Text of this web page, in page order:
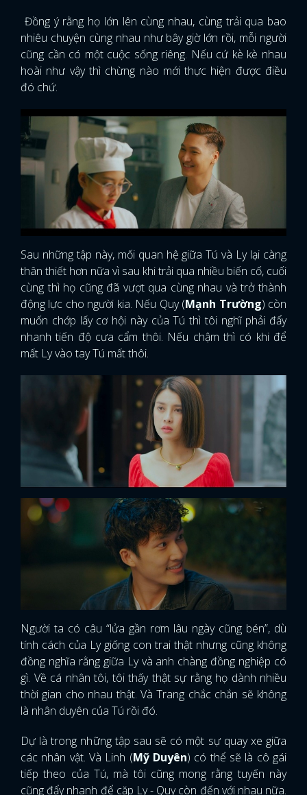
Đồng ý rằng họ lớn lên cùng nhau, cùng trải qua bao
nhiêu chuyện cùng nhau như bây giờ lớn rồi, mỗi người
cũng cần có một cuộc sống riêng. Nếu cứ kè kè nhau
hoài như vậy thì chừng nào mới thực hiện được điều
đó chứ.
Sau những tập này, mối quan hệ giữa Tú và Ly lại càng
thân thiết hơn nữa vì sau khi trải qua nhiều biến cố, cuối
cùng thì họ cũng đã vượt qua cùng nhau và trở thành
động lực cho người kia. Nếu Quy (Mạnh Trường) còn
muốn chớp lấy cơ hội này của Tú thì tôi nghĩ phải đẩy
nhanh tiến độ cưa cẩm thôi. Nếu chậm thì có khi để
mất Ly vào tay Tú mất thôi.
Người ta có câu “lửa gần rơm lâu ngày cũng bén”, dù
tính cách của Ly giống con trai thật nhưng cũng không
đồng nghĩa rằng giữa Ly và anh chàng đồng nghiệp có
gì. Về cá nhân tôi, tôi thấy thật sự rằng họ dành nhiều
thời gian cho nhau thật. Và Trang chắc chắn sẽ không
là nhân duyên của Tú rồi đó.
Dự là trong những tập sau sẽ có một sự quay xe giữa
các nhân vật. Và Linh (Mỹ Duyên) có thể sẽ là cô gái
tiếp theo của Tú, mà tôi cũng mong rằng tuyến này
cũng đẩy nhanh để cặp Ly - Quy còn đến với nhau nữa.